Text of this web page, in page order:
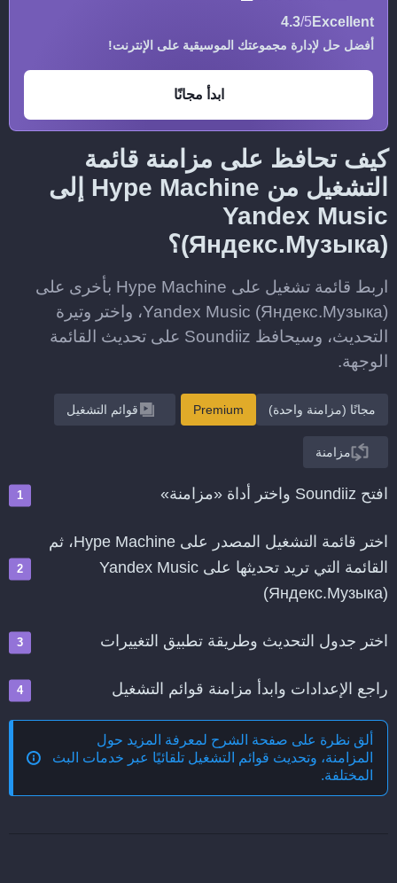
Excellent
4.3/5
أفضل حل لإدارة مجموعتك الموسيقية على الإنترنت!
ابدأ مجانًا
كيف تحافظ على مزامنة قائمة
التشغيل من Hype Machine إلى
Yandex Music
(Яндекс.Музыка)؟
اربط قائمة تشغيل على Hype Machine بأخرى على
Yandex Music (Яндекс.Музыка)، واختر وتيرة
التحديث، وسيحافظ Soundiiz على تحديث القائمة
الوجهة.
مجانًا (مزامنة واحدة) Premium قوائم التشغيل
مزامنة
افتح Soundiiz واختر أداة «مزامنة»
اختر قائمة التشغيل المصدر على Hype Machine، ثم
القائمة التي تريد تحديثها على Yandex Music
(Яндекс.Музыка)
اختر جدول التحديث وطريقة تطبيق التغييرات
راجع الإعدادات وابدأ مزامنة قوائم التشغيل
ألق نظرة على صفحة الشرح لمعرفة المزيد حول
المزامنة، وتحديث قوائم التشغيل تلقائيًا عبر خدمات البث
المختلفة.